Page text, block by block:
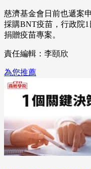
慈濟基金會日前也遞案
採購BNT疫苗，行政院
捐贈疫苗專案。
責任編輯：李頤欣
為您推薦